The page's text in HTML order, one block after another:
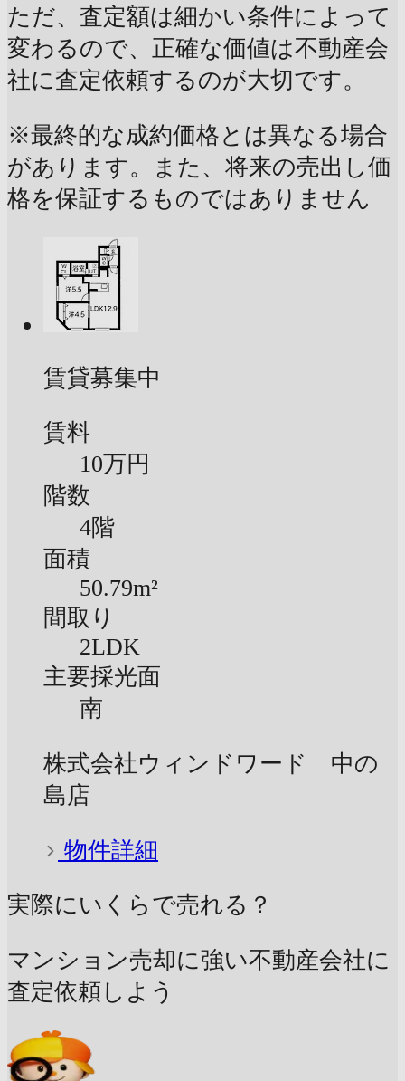
ただ、査定額は細かい条件によって
変わるので、正確な価値は不動産会
社に査定依頼するのが大切です。
※最終的な成約価格とは異なる場合
があります。また、将来の売出し価
格を保証するものではありません
賃貸募集中
賃料
10万円
階数
4階
面積
50.79m²
間取り
2LDK
主要採光面
南
株式会社ウィンドワード 中の
島店
物件詳細
実際にいくらで売れる？
マンション売却に強い不動産会社に
査定依頼しよう